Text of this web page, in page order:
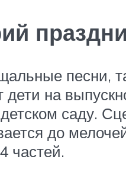
песни,
дети на
саду.
до
частей.